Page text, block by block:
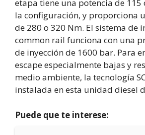
etapa tiene una potencia de 115
la configuración, y proporciona
de 280 o 320 Nm. El sistema de
common rail funciona con una
de inyección de 1600 bar. Para
escape especialmente bajas y
medio ambiente, la tecnología
instalada en esta unidad diesel
Puede que te interese: